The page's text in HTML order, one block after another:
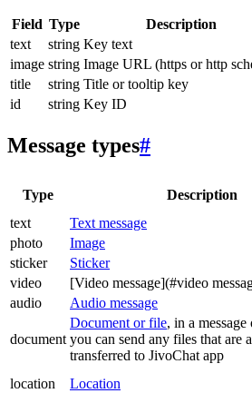
Field Type Description
text
string Key text
image string Image URL (https or http
title
string Title or tooltip key
id
string Key ID
Message types#
Type Description
text
Text message
photo
Image
sticker
Sticker
video
[Video message](#video
audio
Audio message
document
Document or file, in a
you can send any files that are
transferred to JivoChat app
location Location